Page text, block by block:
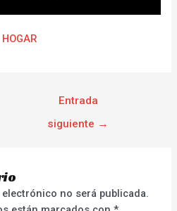
HOGAR
Entrada
siguiente →
no será publicada.